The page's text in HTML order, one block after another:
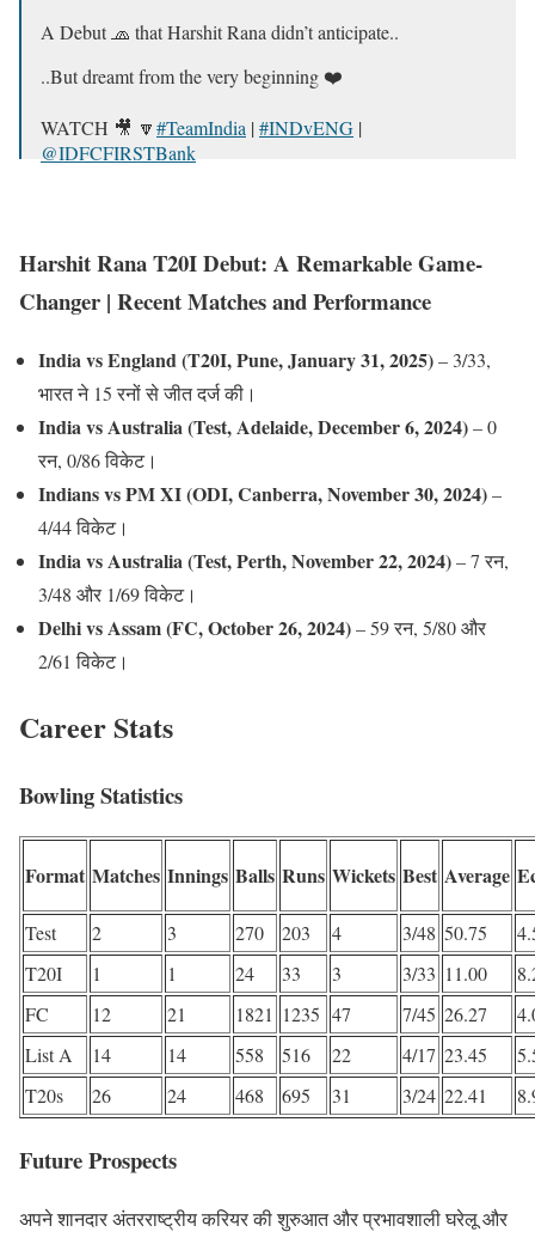
A Debut 🧢 that Harshit Rana didn’t anticipate..
..But dreamt from the very beginning ❤️
WATCH 🎥 🔽#TeamIndia | #INDvENG |
@IDFCFIRSTBank
Harshit Rana T20I Debut: A Remarkable Game-
Changer | Recent Matches and Performance
India vs England (T20I, Pune, January 31, 2025)– 3/33,
भारत ने 15 रनों से जीत दर्ज की।
India vs Australia (Test, Adelaide, December 6, 2024)– 0
रन, 0/86 विकेट।
Indians vs PM XI (ODI, Canberra, November 30, 2024)–
4/44 विकेट।
India vs Australia (Test, Perth, November 22, 2024)– 7 रन,
3/48 और 1/69 विकेट।
Delhi vs Assam (FC, October 26, 2024)– 59 रन, 5/80 और
2/61 विकेट।
Career Stats
Bowling Statistics
Format Matches Innings Balls Runs Wickets Best Average
Test 2 3 270 203 4 3/48 50.75
T20I
1 1 24 33 3 3/33 11.00
FC
12 21 1821 1235 47 7/45 26.27
List A
14 14 558 516 22 4/17 23.45
T20s
26 24 468 695 31 3/24 22.41
Future Prospects
अपने शानदार अंतरराष्ट्रीय करियर की शुरुआत और प्रभावशाली घरेलू और